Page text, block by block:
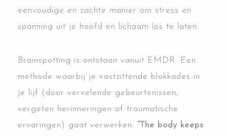
eenvoudige en zachte manier om stress en
spanning uit je hoofd en lichaam los te laten.
Brainspotting is ontstaan vanuit EMDR. Een
methode waarbij je vastzittende blokkades in
je lijf (door vervelende gebeurtenissen,
vergeten herinneringen of traumatische
ervaringen) gaat verwerken. “The body keeps